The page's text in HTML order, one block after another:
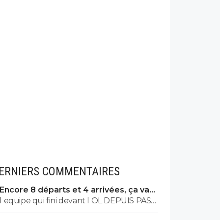
COMMENTAIRES
Encore 8 départs et 4 arrivées, ça va
valser à l'OL
l equipe qui fini devant l OL DEPUIS PAS
MAL DE TPS? lol. t es tro malin toi